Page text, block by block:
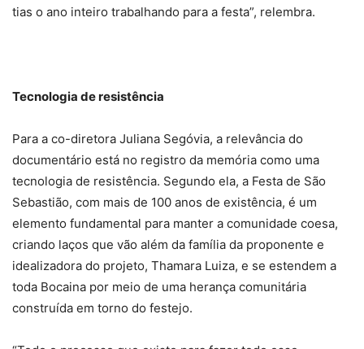
tias o ano inteiro trabalhando para a festa”, relembra.
Tecnologia de resistência
Para a co-diretora Juliana Segóvia, a relevância do
documentário está no registro da memória como uma
tecnologia de resistência. Segundo ela, a Festa de São
Sebastião, com mais de 100 anos de existência, é um
elemento fundamental para manter a comunidade coesa,
criando laços que vão além da família da proponente e
idealizadora do projeto, Thamara Luiza, e se estendem a
toda Bocaina por meio de uma herança comunitária
construída em torno do festejo.